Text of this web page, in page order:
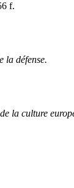
f.
la défense.
la culture